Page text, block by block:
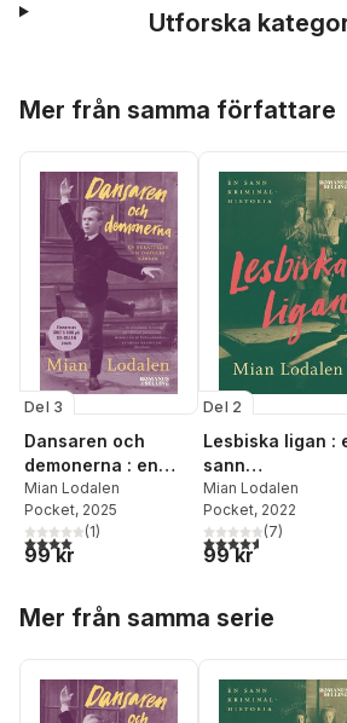
Utforska
Mer från samma författare
Del 3
Dansaren och
demonerna : en
berättelse om
omöjlig kärlek
Mian Lodalen
Pocket, 2025
4,0utav 5 stjärnor. Totalt antal röster:
(1)
99 kr
Del 2
Lesbiska ligan :
sann
kriminalhistoria
Mian Lodalen
Pocket, 2022
4,6utav 5 stjärnor.
(7)
99 kr
Mer från samma serie